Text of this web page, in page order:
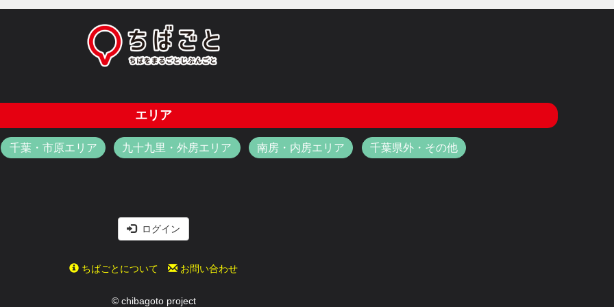
エリア
千葉・市原エリア 九十九里・外房エリア 南房・内房エリア 千葉県外・その他
ログイン
ちばごとについて お問い合わせ
© chibagoto project